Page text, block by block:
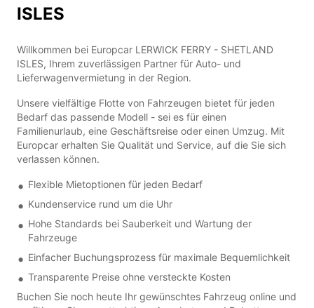
ISLES
Willkommen bei Europcar LERWICK FERRY - SHETLAND
ISLES, Ihrem zuverlässigen Partner für Auto- und
Lieferwagenvermietung in der Region.
Unsere vielfältige Flotte von Fahrzeugen bietet für jeden
Bedarf das passende Modell - sei es für einen
Familienurlaub, eine Geschäftsreise oder einen Umzug. Mit
Europcar erhalten Sie Qualität und Service, auf die Sie sich
verlassen können.
Flexible Mietoptionen für jeden Bedarf
Kundenservice rund um die Uhr
Hohe Standards bei Sauberkeit und Wartung der
Fahrzeuge
Einfacher Buchungsprozess für maximale Bequemlichkeit
Transparente Preise ohne versteckte Kosten
Buchen Sie noch heute Ihr gewünschtes Fahrzeug online und